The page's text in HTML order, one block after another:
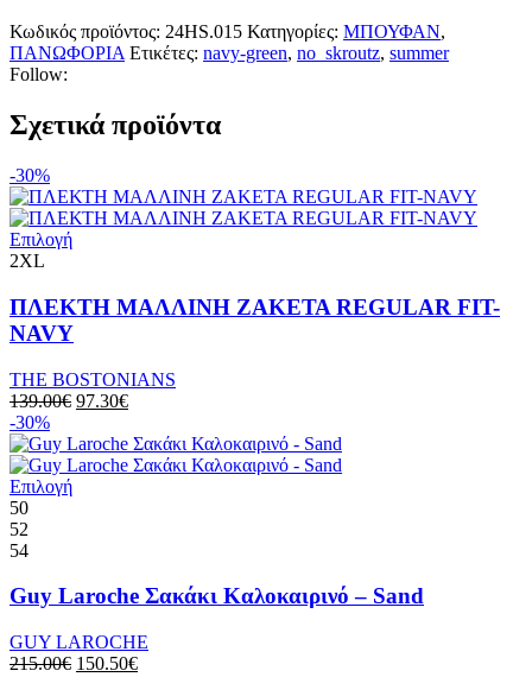
Κωδικός προϊόντος: 24HS.015 Κατηγορίες: ΜΠΟΥΦΑΝ,
ΠΑΝΩΦΟΡΙΑ Ετικέτες: navy-green, no_skroutz, summer
Follow:
Σχετικά προϊόντα
-30%
ΕπιλογήΑυτό
έχει
πολλαπλές
παραλλαγές.
επιλογές
μπορούν
επιλεγούν
στη
σελίδα
2XL
ΠΛΕΚΤΗ ΜΑΛΛΙΝΗ ΖΑΚΕΤΑ REGULAR FIT-
NAVY
THE BOSTONIANS
139.00€ Original
was:
139.00€.
97.30€Η
τιμή
είναι:
-30%
ΕπιλογήΑυτό
παραλλαγές.
επιλογές
μπορούν
50
52
54
Guy Laroche Σακάκι Καλοκαιρινό – Sand
GUY LAROCHE
215.00€ Original
150.50€Η